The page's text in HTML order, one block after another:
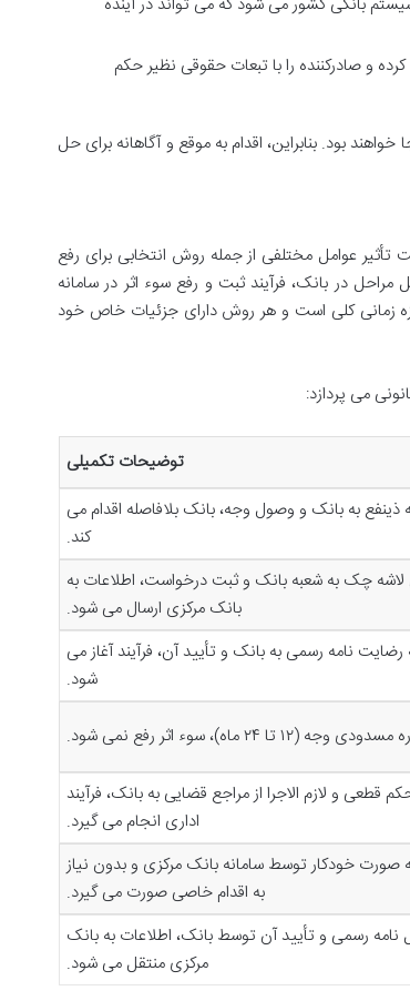
و صادرکننده را با تبعات حقوقی نظیر حکم
بود. بنابراین، اقدام به موقع و آگاهانه برای حل
عوامل مختلفی از جمله روش انتخابی برای رفع
در بانک، فرآیند ثبت و رفع سوء اثر در سامانه
زمانی کلی است و هر روش دارای جزئیات خاص خود
می پردازد:
توضیحات تکمیلی
ذینفع به بانک و وصول وجه، بانک بلافاصله اقدام می
کند.
چک به شعبه بانک و ثبت درخواست، اطلاعات به
بانک مرکزی ارسال می شود.
رضایت نامه رسمی به بانک و تأیید آن، فرآیند آغاز می
شود.
(۱۲ تا ۲۴ ماه)، سوء اثر رفع نمی شود.
قطعی و لازم الاجرا از مراجع قضایی به بانک، فرآیند
اداری انجام می گیرد.
صورت خودکار توسط سامانه بانک مرکزی و بدون نیاز
به اقدام خاصی صورت می گیرد.
رسمی و تأیید آن توسط بانک، اطلاعات به بانک
مرکزی منتقل می شود.